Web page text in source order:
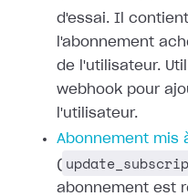
d'essai. Il
l'abonnement
de l'utilisateur.
webhook pour
l'utilisateur.
Abonnement mis
(
abonnement est